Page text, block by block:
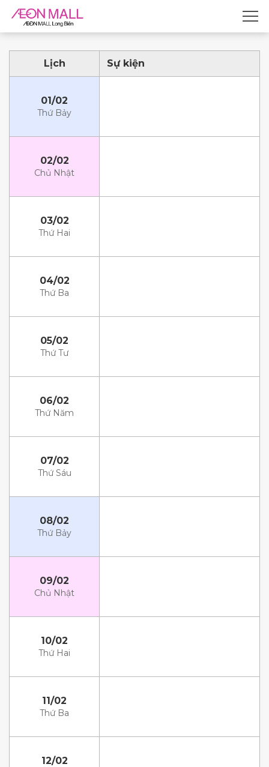
Lịch Sự kiện
01/02
Thứ Bảy
02/02
Chủ Nhật
03/02
Thứ Hai
04/02
Thứ Ba
05/02
Thứ Tư
06/02
Thứ Năm
07/02
Thứ Sáu
08/02
Thứ Bảy
09/02
Chủ Nhật
10/02
Thứ Hai
11/02
Thứ Ba
12/02